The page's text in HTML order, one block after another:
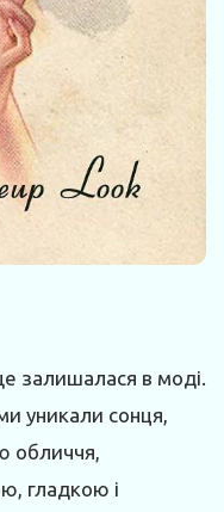
залишалася в моді.
уникали сонця,
обличчя,
гладкою і